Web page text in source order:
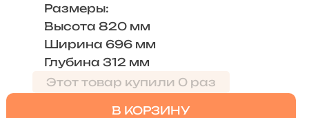
Размеры:
Высота 820 мм
Ширина 696 мм
Глубина 312 мм
Этот товар купили 0 раз
В КОРЗИНУ